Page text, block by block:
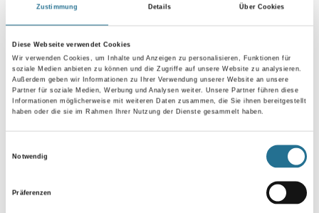
Zustimmung Details Über Cookies
Diese Webseite verwendet Cookies
Wir verwenden Cookies, um Inhalte und Anzeigen zu personalisieren, Funktionen für
soziale Medien anbieten zu können und die Zugriffe auf unsere Website zu analysieren.
Außerdem geben wir Informationen zu Ihrer Verwendung unserer Website an unsere
Partner für soziale Medien, Werbung und Analysen weiter. Unsere Partner führen diese
Informationen möglicherweise mit weiteren Daten zusammen, die Sie ihnen bereitgestellt
haben oder die sie im Rahmen Ihrer Nutzung der Dienste gesammelt haben.
Notwendig
Präferenzen
Körnung